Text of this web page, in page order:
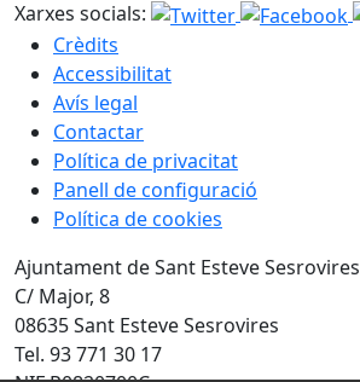
Xarxes socials:
Crèdits
Accessibilitat
Avís legal
Contactar
Política de privacitat
Panell de configuració
Política de cookies
Ajuntament de Sant Esteve Sesrovires
C/ Major, 8
08635 Sant Esteve Sesrovires
Tel. 93 771 30 17